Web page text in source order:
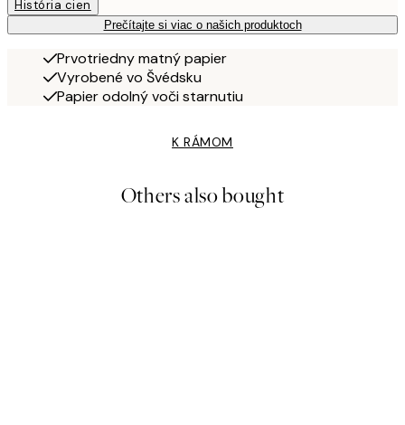
História cien
Prečítajte si viac o našich produktoch
Prvotriedny matný papier
Vyrobené vo Švédsku
Papier odolný voči starnutiu
K RÁMOM
Others also bought